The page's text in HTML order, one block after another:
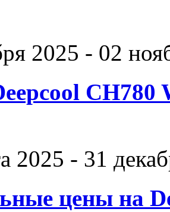
2025 - 02
CH780
2025 - 31
цены на